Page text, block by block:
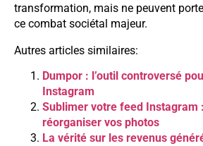
transformation, mais ne peuvent
ce combat sociétal majeur.
Autres articles similaires:
Dumpor : l’outil controversé
Instagram
Sublimer votre feed Instagram
réorganiser vos photos
La vérité sur les revenus